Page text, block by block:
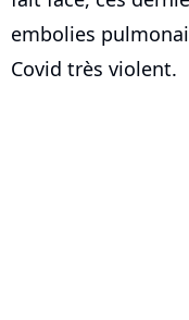
embolies
Covid très violent.